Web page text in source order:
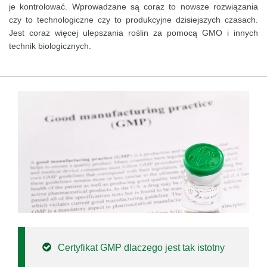
je kontrolować. Wprowadzane są coraz to nowsze rozwiązania
czy to technologiczne czy to produkcyjne dzisiejszych czasach.
Jest coraz więcej ulepszania roślin za pomocą GMO i innych
technik biologicznych.
Certyfikat GMP dlaczego jest tak istotny